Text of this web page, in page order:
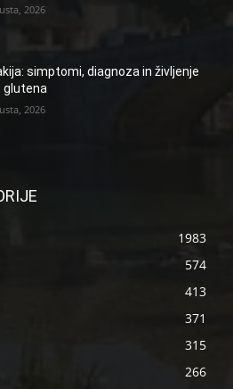
2026
simptomi, diagnoza in življenje
glutena
2026
1983
574
413
371
315
266